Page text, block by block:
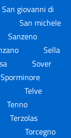
San giovanni di
San michele
Sanzeno
Sella
Sover
Sporminore
Telve
Tenno
Terzolas
Torcegno